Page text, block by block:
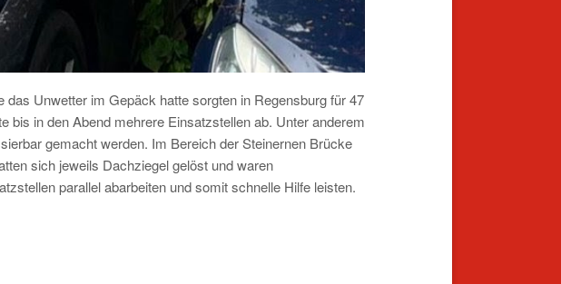
Unwetter im Gepäck hatte sorgten in Regensburg für 47
bis in den Abend mehrere Einsatzstellen ab. Unter anderem
gemacht werden. Im Bereich der Steinernen Brücke
sich jeweils Dachziegel gelöst und waren
parallel abarbeiten und somit schnelle Hilfe leisten.